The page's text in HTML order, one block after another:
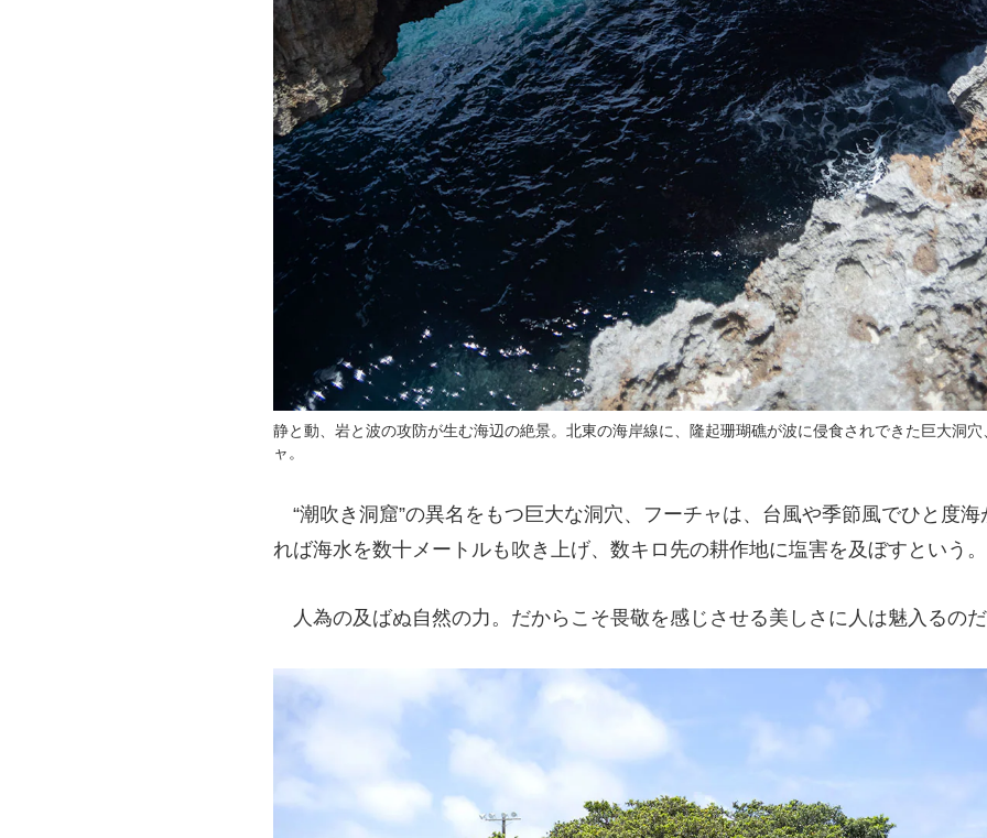
静と動、岩と波の攻防が生む海辺の絶景。北東の海岸線に、隆起珊瑚礁が波に侵食されできた巨大洞穴
ャ。
“潮吹き洞窟”の異名をもつ巨大な洞穴、フーチャは、台風や季節風でひと度海
れば海水を数十メートルも吹き上げ、数キロ先の耕作地に塩害を及ぼすという。
人為の及ばぬ自然の力。だからこそ畏敬を感じさせる美しさに人は魅入るの